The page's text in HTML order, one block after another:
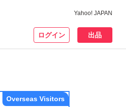
Yahoo! JAPAN
ログイン 出品
Overseas Visitors